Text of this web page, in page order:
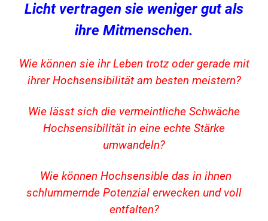
Licht vertragen sie weniger gut als
ihre Mitmenschen.
Wie können sie ihr Leben trotz oder gerade mit
ihrer Hochsensibilität am besten meistern?
Wie lässt sich die vermeintliche Schwäche
Hochsensibilität in eine echte Stärke
umwandeln?
Wie können Hochsensible das in ihnen
schlummernde Potenzial erwecken und voll
entfalten?